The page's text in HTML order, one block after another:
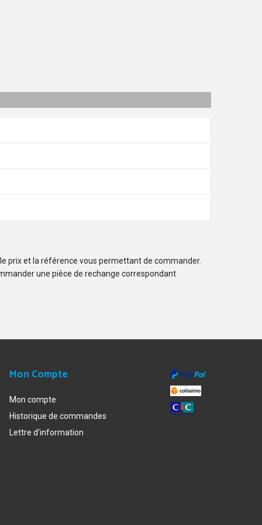
prix et la référence vous permettant de commander.
une pièce de rechange correspondant
Mon Compte
Mon compte
Historique de commandes
Lettre d'information